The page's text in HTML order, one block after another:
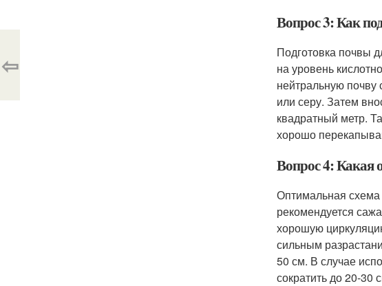
Вопрос 3: Как
Подготовка почвы
на уровень
нейтральную
или серу. Затем
квадратный метр.
хорошо
Вопрос 4: Какая
Оптимальная схема
рекомендуется
хорошую
сильным
50 см. В случае
сократить до 20-30
⇦